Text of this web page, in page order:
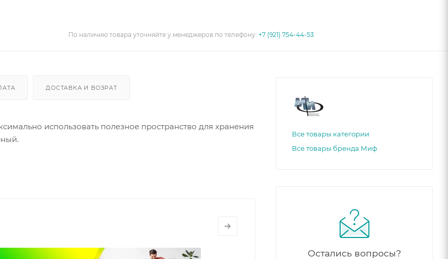
По наличию товара уточняйте у менеджеров по телефону:+7 (921) 754-44-53
ДОСТАВКА И ВОЗРАТ
использовать полезное пространство для хранения
Все товары категории
Все товары бренда Миф
Остались вопросы?